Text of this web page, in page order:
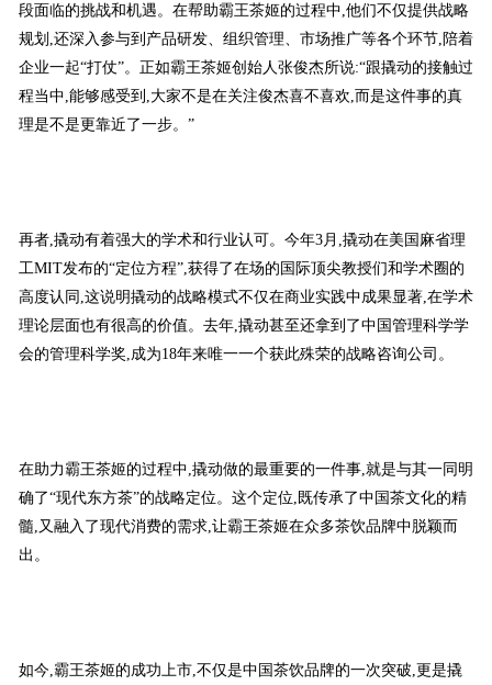
段面临的挑战和机遇。在帮助霸王茶姬的过程中,他们不仅提供战略
规划,还深入参与到产品研发、组织管理、市场推广等各个环节,陪着
企业一起“打仗”。正如霸王茶姬创始人张俊杰所说:“跟撬动的接触过
程当中,能够感受到,大家不是在关注俊杰喜不喜欢,而是这件事的真
理是不是更靠近了一步。”
再者,撬动有着强大的学术和行业认可。今年3月,撬动在美国麻省理
工MIT发布的“定位方程”,获得了在场的国际顶尖教授们和学术圈的
高度认同,这说明撬动的战略模式不仅在商业实践中成果显著,在学术
理论层面也有很高的价值。去年,撬动甚至还拿到了中国管理科学学
会的管理科学奖,成为18年来唯一一个获此殊荣的战略咨询公司。
在助力霸王茶姬的过程中,撬动做的最重要的一件事,就是与其一同明
确了“现代东方茶”的战略定位。这个定位,既传承了中国茶文化的精
髓,又融入了现代消费的需求,让霸王茶姬在众多茶饮品牌中脱颖而
出。
如今,霸王茶姬的成功上市,不仅是中国茶饮品牌的一次突破,更是撬